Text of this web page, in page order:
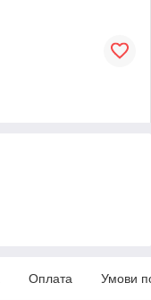
Оплата Умови